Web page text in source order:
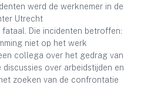
werd de werknemer in de
Utrecht
fataal. Die incidenten betroffen:
niet op het werk
collega over het gedrag van
over arbeidstijden en
zoeken van de confrontatie